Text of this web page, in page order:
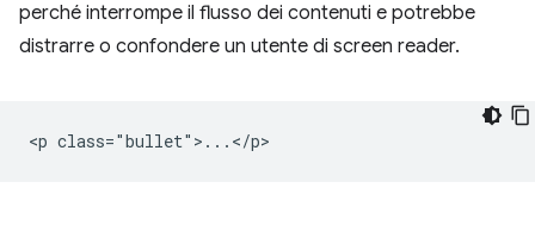
perché interrompe il flusso dei contenuti e potrebbe
distrarre o confondere un utente di screen reader.